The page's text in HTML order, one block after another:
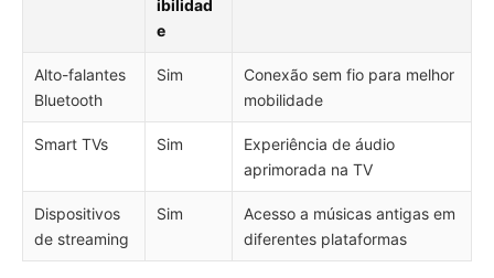
ibilidad
e
Alto-falantes
Bluetooth
Sim
Conexão sem fio para melhor
mobilidade
Smart TVs Sim
Experiência de áudio
aprimorada na TV
Dispositivos
de streaming
Sim
Acesso a músicas antigas em
diferentes plataformas